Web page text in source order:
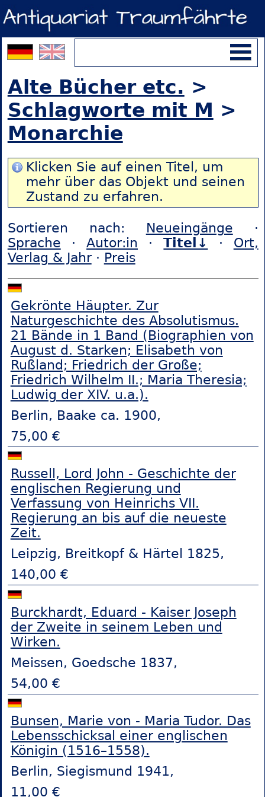
Alte Bücher etc. >
Schlagworte mit M >
Monarchie
Klicken Sie auf einen Titel, um
mehr über das Objekt und seinen
Zustand zu erfahren.
Sortieren nach: Neueingänge ·
Sprache ·Autor:in ·Titel↓ · Ort,
Verlag & Jahr· Preis
Gekrönte Häupter. Zur
Naturgeschichte des Absolutismus.
21 Bände in 1 Band (Biographien von
August d. Starken; Elisabeth von
Rußland; Friedrich der Große;
Friedrich Wilhelm II.; Maria Theresia;
Ludwig der XIV. u.a.).
Berlin, Baake ca. 1900,
75,00 €
Russell, Lord John - Geschichte der
englischen Regierung und
Verfassung von Heinrichs VII.
Regierung an bis auf die neueste
Zeit.
Leipzig, Breitkopf & Härtel 1825,
140,00 €
Burckhardt, Eduard - Kaiser Joseph
der Zweite in seinem Leben und
Wirken.
Meissen, Goedsche 1837,
54,00 €
Bunsen, Marie von - Maria Tudor. Das
Lebensschicksal einer englischen
Königin (1516–1558).
Berlin, Siegismund 1941,
11,00 €